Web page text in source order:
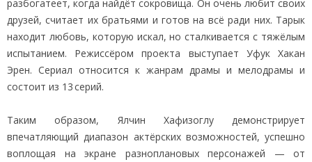
разбогатеет, когда найдёт сокровища. Он очень любит своих
друзей, считает их братьями и готов на всё ради них. Тарык
находит любовь, которую искал, но сталкивается с тяжёлым
испытанием. Режиссёром проекта выступает Уфук Хакан
Эрен. Сериал относится к жанрам драмы и мелодрамы и
состоит из 13 серий.
Таким образом, Ялчин Хафизоглу демонстрирует
впечатляющий диапазон актёрских возможностей, успешно
воплощая на экране разноплановых персонажей — от